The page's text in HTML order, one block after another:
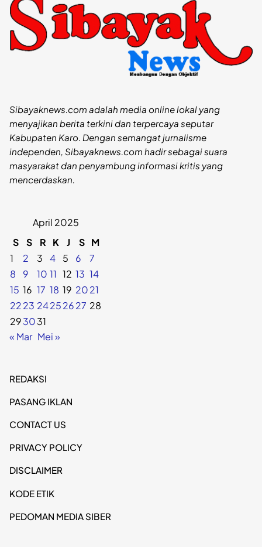
Sibayaknews.com adalah media online lokal yang
menyajikan berita terkini dan terpercaya seputar
Kabupaten Karo. Dengan semangat jurnalisme
independen, Sibayaknews.com hadir sebagai suara
masyarakat dan penyambung informasi kritis yang
mencerdaskan.
April 2025
S
S R K J S M
1
2 3 4 5 6
7
8
9 10 11 12 13 14
15 16 17 18 19 2021
2223 24252627 28
293031
« Mar Mei »
REDAKSI
PASANG IKLAN
CONTACT US
PRIVACY POLICY
DISCLAIMER
KODE ETIK
PEDOMAN MEDIA SIBER